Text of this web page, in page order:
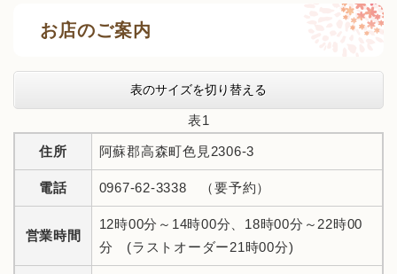
お店のご案内
表のサイズを切り替える
表1
住所 阿蘇郡高森町色見2306-3
電話 0967-62-3338 （要予約）
営業時間
12時00分～14時00分、18時00分～22時00
分 (ラストオーダー21時00分)